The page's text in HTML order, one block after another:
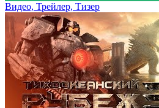
Видео, Трейлер, Тизер